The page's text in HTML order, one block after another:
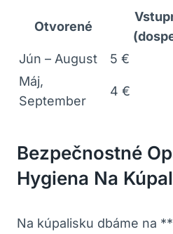
Otvorené
Jún – August
5 €
Máj,
September
4 €
Bezpečnostné
Hygiena Na
Na kúpalisku dbáme na